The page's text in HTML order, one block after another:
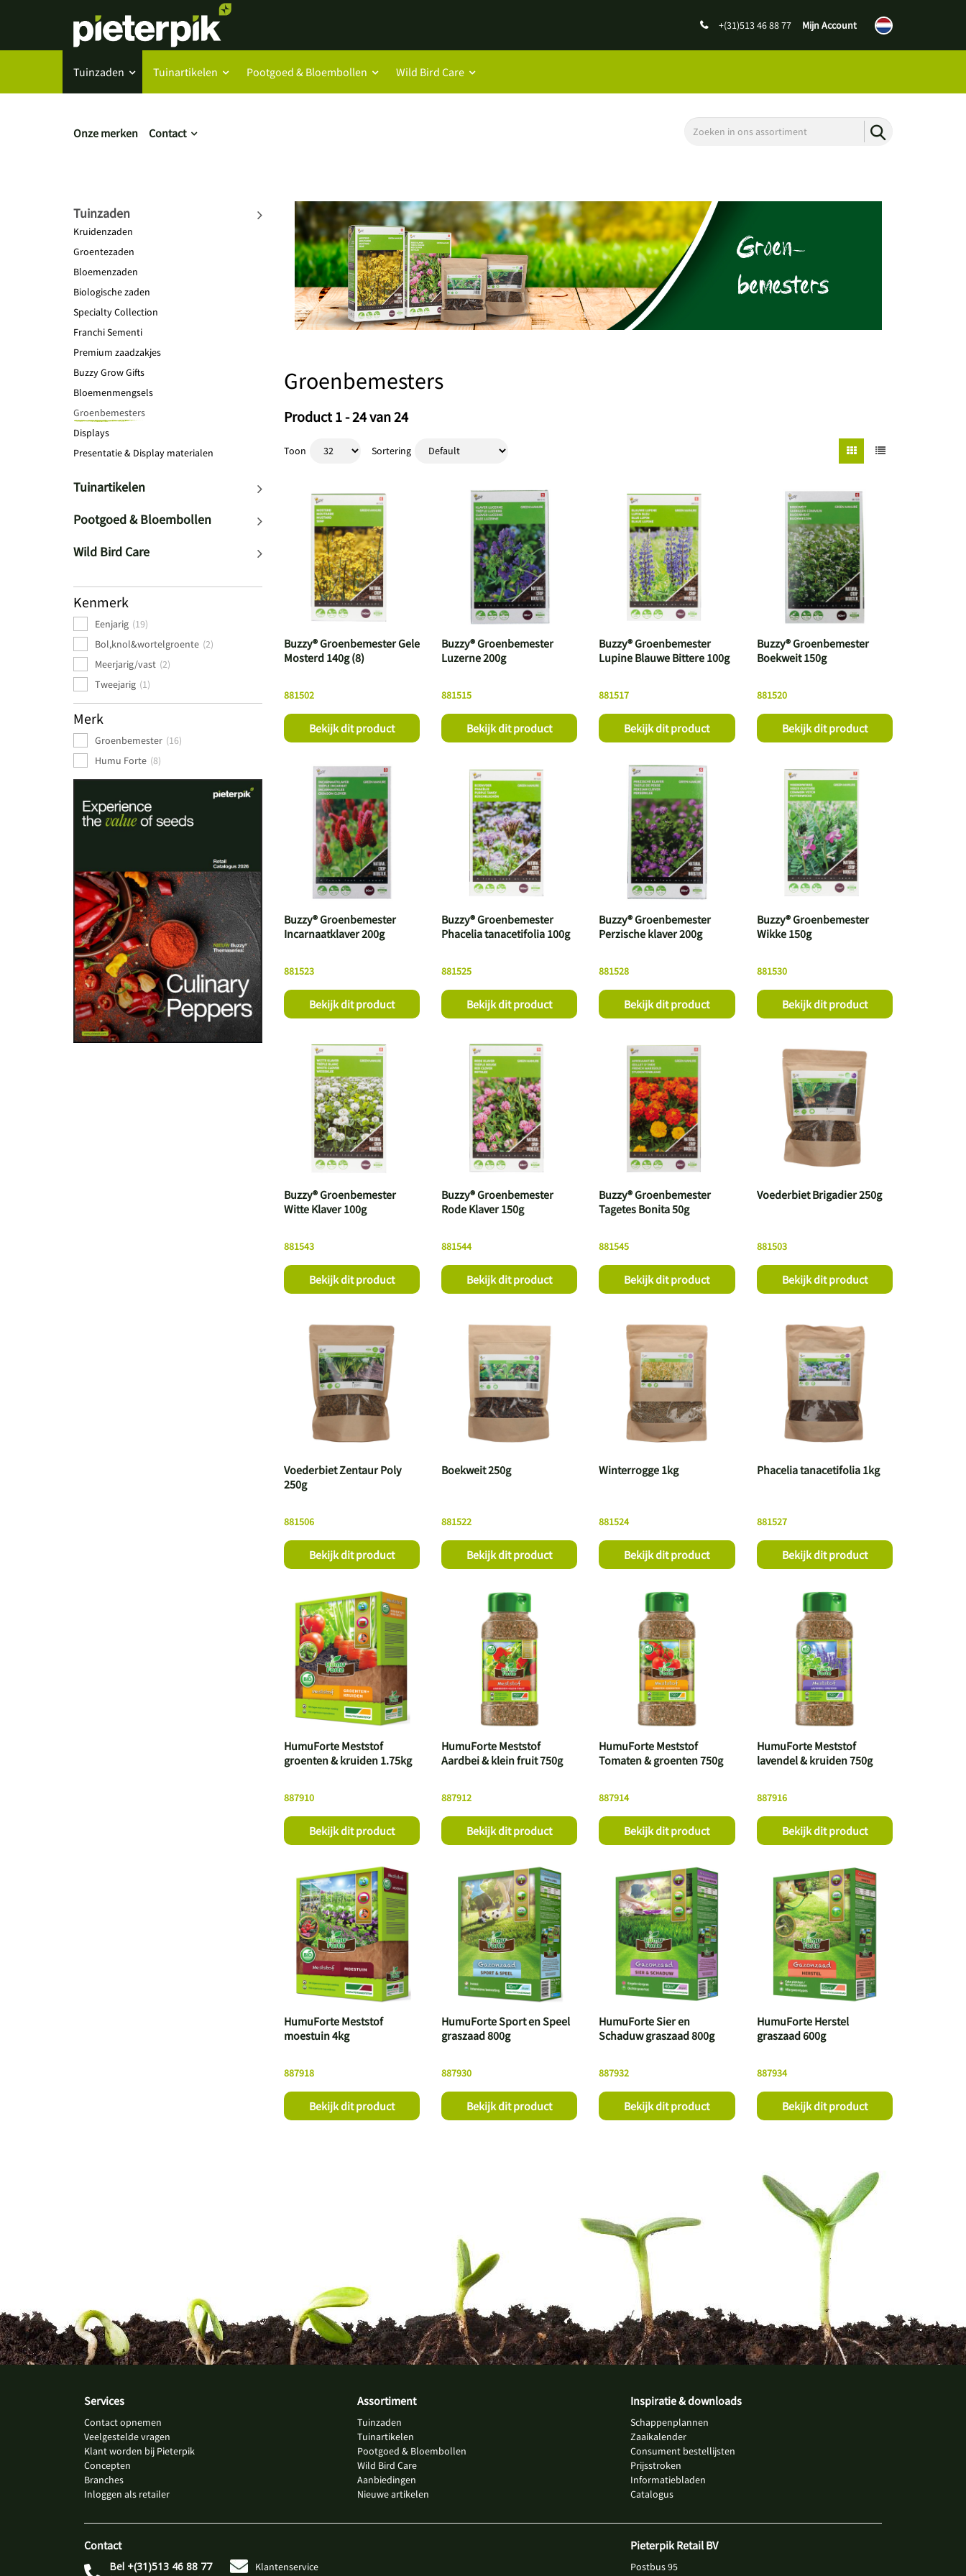
+(31)513 46 88 77 Mijn Account
Tuinzaden Tuinartikelen Pootgoed & Bloembollen Wild Bird Care
Onze merken Contact
Tuinzaden
Kruidenzaden
Groentezaden
Bloemenzaden
Biologische zaden
Specialty Collection
Franchi Sementi
Premium zaadzakjes
Buzzy Grow Gifts
Bloemenmengsels
Groenbemesters
Displays
Presentatie & Display materialen
Tuinartikelen
Pootgoed & Bloembollen
Wild Bird Care
Kenmerk
Eenjarig (19)
Bol,knol&wortelgroente (2)
Meerjarig/vast (2)
Tweejarig (1)
Merk
Groenbemester (16)
Humu Forte (8)
Groenbemesters
Product 1 - 24 van 24
Toon Sortering
881502
Buzzy® Groenbemester Gele
Mosterd 140g (8)
Bekijk dit product
881515
Buzzy® Groenbemester
Luzerne 200g
Bekijk dit product
881517
Buzzy® Groenbemester
Lupine Blauwe Bittere 100g
Bekijk dit product
881520
Buzzy® Groenbemester
Boekweit 150g
Bekijk dit product
881523
Buzzy® Groenbemester
Incarnaatklaver 200g
Bekijk dit product
881525
Buzzy® Groenbemester
Phacelia tanacetifolia 100g
Bekijk dit product
881528
Buzzy® Groenbemester
Perzische klaver 200g
Bekijk dit product
881530
Buzzy® Groenbemester
Wikke 150g
Bekijk dit product
881543
Buzzy® Groenbemester
Witte Klaver 100g
Bekijk dit product
881544
Buzzy® Groenbemester
Rode Klaver 150g
Bekijk dit product
881545
Buzzy® Groenbemester
Tagetes Bonita 50g
Bekijk dit product
881503
Voederbiet Brigadier 250g
Bekijk dit product
881506
Voederbiet Zentaur Poly
250g
Bekijk dit product
881522
Boekweit 250g
Bekijk dit product
881524
Winterrogge 1kg
Bekijk dit product
881527
Phacelia tanacetifolia 1kg
Bekijk dit product
887910
HumuForte Meststof
groenten & kruiden 1.75kg
Bekijk dit product
887912
HumuForte Meststof
Aardbei & klein fruit 750g
Bekijk dit product
887914
HumuForte Meststof
Tomaten & groenten 750g
Bekijk dit product
887916
HumuForte Meststof
lavendel & kruiden 750g
Bekijk dit product
887918
HumuForte Meststof
moestuin 4kg
Bekijk dit product
887930
HumuForte Sport en Speel
graszaad 800g
Bekijk dit product
887932
HumuForte Sier en
Schaduw graszaad 800g
Bekijk dit product
887934
HumuForte Herstel
graszaad 600g
Bekijk dit product
Services
Contact opnemen
Veelgestelde vragen
Klant worden bij Pieterpik
Concepten
Branches
Inloggen als retailer
Assortiment
Tuinzaden
Tuinartikelen
Pootgoed & Bloembollen
Wild Bird Care
Aanbiedingen
Nieuwe artikelen
Inspiratie & downloads
Schappenplannen
Zaaikalender
Consument bestellijsten
Prijsstroken
Informatiebladen
Catalogus
Contact
Bel +(31)513 46 88 77 Klantenservice
Pieterpik Retail BV
Postbus 95